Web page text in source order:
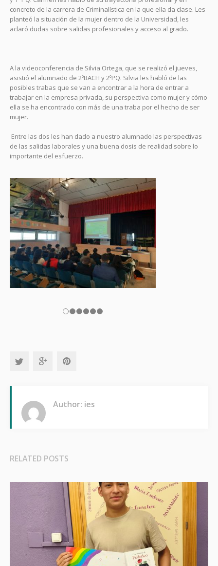
concreto de la carrera de Criminalística en la que ella da clase. Les
planteó la situación de la mujer dentro de la Universidad, les
aclaró dudas sobre salidas profesionales y acceso al grado.
A la videoconferencia de Silvia Ortega, que se realizó el jueves,
asistió el alumnado de 2ºBACH y 2ºPQ. Silvia les habló de las
posibles trabas que se van a encontrar a la hora de entrar a
trabajar en la empresa privada, su perspectiva como mujer y cómo
ella se ha encontrado con más de una traba por el hecho de ser
mujer.
Entre las dos les han dado a nuestro alumnado las perspectivas
de las salidas laborales y una buena dosis de realidad sobre lo
importante del esfuerzo.
Author: ies
RELATED POSTS